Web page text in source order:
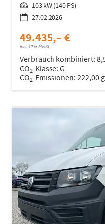
Leistung 103 kW (140 PS)
27.02.2026
49.435,– €
incl. 17% MwSt.
Verbrauch kombiniert:
CO2-Klasse: G
CO2-Emissionen: 222,00